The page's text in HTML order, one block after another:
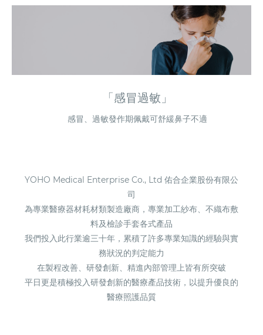
「感冒過敏」
感冒、過敏發作期佩戴可舒緩鼻子不適
YOHO Medical Enterprise Co., Ltd 佑合企業股份有限公
司
為專業醫療器材耗材類製造廠商，專業加工紗布、不織布敷
料及檢診手套各式產品
我們投入此行業逾三十年，累積了許多專業知識的經驗與實
務狀況的判定能力
在製程改善、研發創新、精進內部管理上皆有所突破
平日更是積極投入研發創新的醫療產品技術，以提升優良的
醫療照護品質